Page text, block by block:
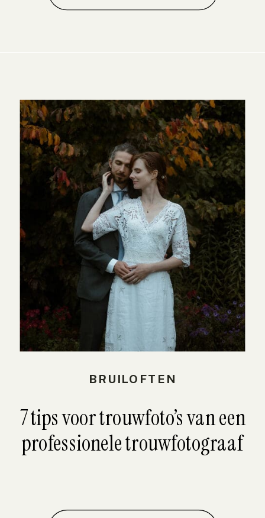
7 tips voor trouwfoto’s van een
professionele trouwfotograaf
BRUILOFTEN